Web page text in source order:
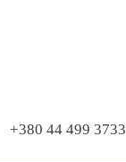
+380 44 499 3733